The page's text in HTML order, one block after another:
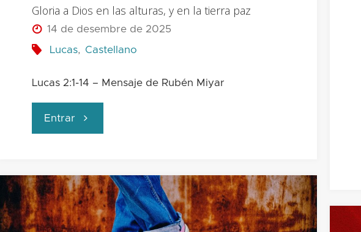
Gloria a Dios en las alturas, y en la tierra paz
14 de desembre de 2025
Lucas, Castellano
Lucas 2:1-14 – Mensaje de Rubén Miyar
Entrar "Gloria
Dios
en